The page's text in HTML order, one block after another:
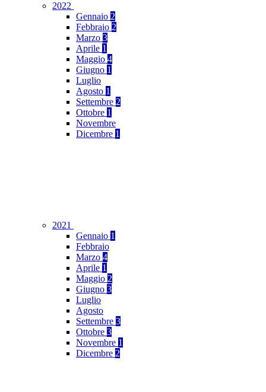
2022
Gennaio 2
Febbraio 2
Marzo 3
Aprile 1
Maggio 4
Giugno 1
Luglio
Agosto 1
Settembre 2
Ottobre 1
Novembre
Dicembre 1
2021
Gennaio 1
Febbraio
Marzo 4
Aprile 1
Maggio 2
Giugno 3
Luglio
Agosto
Settembre 3
Ottobre 3
Novembre 1
Dicembre 2